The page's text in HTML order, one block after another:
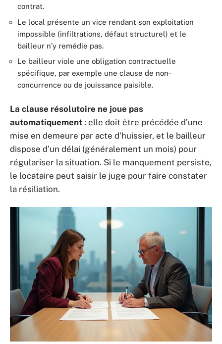
contrat.
Le local présente un vice rendant son exploitation
impossible (infiltrations, défaut structurel) et le
bailleur n’y remédie pas.
Le bailleur viole une obligation contractuelle
spécifique, par exemple une clause de non-
concurrence ou de jouissance paisible.
La clause résolutoire ne joue pas
automatiquement : elle doit être précédée d’une
mise en demeure par acte d’huissier, et le bailleur
dispose d’un délai (généralement un mois) pour
régulariser la situation. Si le manquement persiste,
le locataire peut saisir le juge pour faire constater
la résiliation.